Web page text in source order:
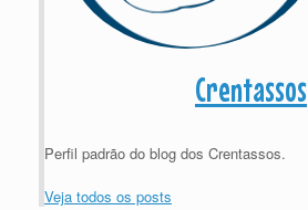
Crentassos
Perfil padrão do blog dos Crentassos.
Veja todos os posts